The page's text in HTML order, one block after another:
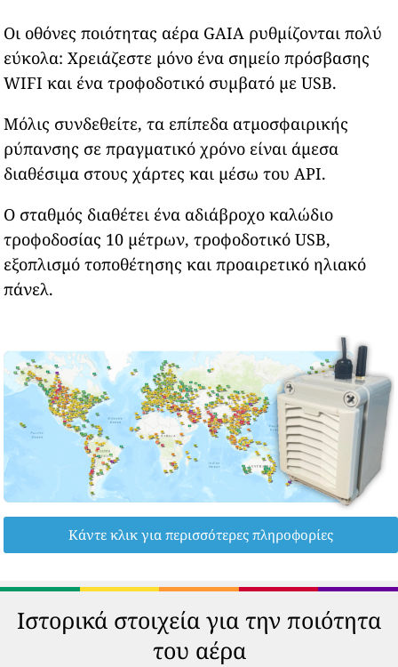
Οι οθόνες ποιότητας αέρα GAIA ρυθμίζονται πολύ
εύκολα: Χρειάζεστε μόνο ένα σημείο πρόσβασης
WIFI και ένα τροφοδοτικό συμβατό με USB.
Μόλις συνδεθείτε, τα επίπεδα ατμοσφαιρικής
ρύπανσης σε πραγματικό χρόνο είναι άμεσα
διαθέσιμα στους χάρτες και μέσω του API.
Ο σταθμός διαθέτει ένα αδιάβροχο καλώδιο
τροφοδοσίας 10 μέτρων, τροφοδοτικό USB,
εξοπλισμό τοποθέτησης και προαιρετικό ηλιακό
πάνελ.
Κάντε κλικ για περισσότερες πληροφορίες
Ιστορικά στοιχεία για την ποιότητα
του αέρα